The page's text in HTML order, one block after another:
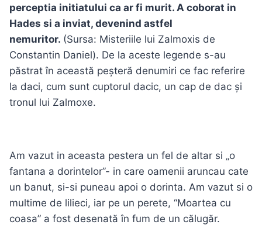
perceptia initiatului ca ar fi murit. A coborat in
Hades si a inviat, devenind astfel
nemuritor. (Sursa: Misteriile lui Zalmoxis de
Constantin Daniel). De la aceste legende s-au
păstrat în această peșteră denumiri ce fac referire
la daci, cum sunt cuptorul dacic, un cap de dac și
tronul lui Zalmoxe.
Am vazut in aceasta pestera un fel de altar si „o
fantana a dorintelor”- in care oamenii aruncau cate
un banut, si-si puneau apoi o dorinta. Am vazut si o
multime de lilieci, iar pe un perete, “Moartea cu
coasa” a fost desenată în fum de un călugăr.